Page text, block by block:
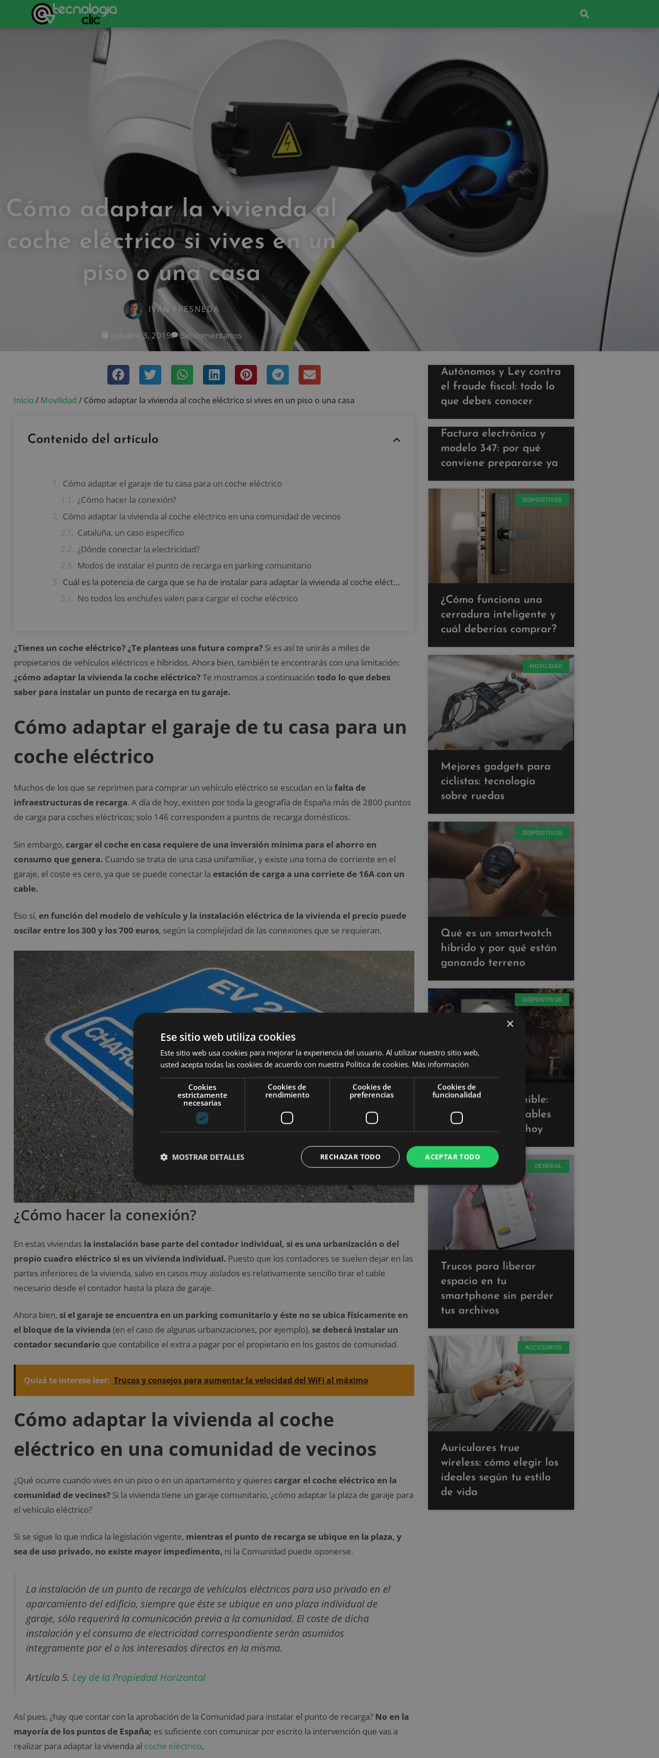
Cómo adaptar la vivienda al
coche eléctrico si vives en un
piso o una casa
IVÁN FRESNEDA
octubre 3, 2019 Sin comentarios
Inicio / Movilidad / Cómo adaptar la vivienda al coche eléctrico si vives en un piso o una casa
Contenido del artículo
Cómo adaptar el garaje de tu casa para un coche eléctrico
¿Cómo hacer la conexión?
Cómo adaptar la vivienda al coche eléctrico en una comunidad de vecinos
Cataluña, un caso específico
¿Dónde conectar la electricidad?
Modos de instalar el punto de recarga en parking comunitario
Cuál es la potencia de carga que se ha de instalar para adaptar la vivienda al coche eléctrico
No todos los enchufes valen para cargar el coche eléctrico
¿Tienes un coche eléctrico? ¿Te planteas una futura compra? Si es así te unirás a miles de
propietarios de vehículos eléctricos e híbridos. Ahora bien, también te encontrarás con una limitación:
¿cómo adaptar la vivienda la coche eléctrico?Te mostramos a continuación todo lo que debes
saber para instalar un punto de recarga en tu garaje.
Cómo adaptar el garaje de tu casa para un
coche eléctrico
Muchos de los que se reprimen para comprar un vehículo eléctrico se escudan en la falta de
infraestructuras de recarga. A día de hoy, existen por toda la geografía de España más de 2800 puntos
de carga para coches eléctricos; solo 146 corresponden a puntos de recarga domésticos.
Sin embargo, cargar el coche en casa requiere de una inversión mínima para el ahorro en
consumo que genera. Cuando se trata de una casa unifamiliar, y existe una toma de corriente en el
garaje, el coste es cero, ya que se puede conectar la estación de carga a una corriete de 16A con un
cable.
Eso sí, en función del modelo de vehículo y la instalación eléctrica de la vivienda el precio puede
oscilar entre los 300 y los 700 euros, según la complejidad de las conexiones que se requieran.
¿Cómo hacer la conexión?
En estas viviendas la instalación base parte del contador individual, si es una urbanización o del
propio cuadro eléctrico si es un vivienda individual. Puesto que los contadores se suelen dejar en las
partes inferiores de la vivienda, salvo en casos muy aislados es relativamente sencillo tirar el cable
necesario desde el contador hasta la plaza de garaje.
Ahora bien, si el garaje se encuentra en un parking comunitario y éste no se ubica físicamente en
el bloque de la vivienda (en el caso de algunas urbanizaciones, por ejemplo), se deberá instalar un
contador secundario que contabilice el extra a pagar por el propietario en los gastos de comunidad.
Quizá te interese leer: Trucos y consejos para aumentar la velocidad del WiFi al máximo
Cómo adaptar la vivienda al coche
eléctrico en una comunidad de vecinos
¿Qué ocurre cuando vives en un piso o en un apartamento y quieres cargar el coche eléctrico en la
comunidad de vecinos? Si la vivienda tiene un garaje comunitario, ¿cómo adaptar la plaza de garaje para
el vehículo eléctrico?
Si se sigue lo que indica la legislación vigente, mientras el punto de recarga se ubique en la plaza, y
sea de uso privado, no existe mayor impedimento, ni la Comunidad puede oponerse.
La instalación de un punto de recarga de vehículos eléctricos para uso privado en el
aparcamiento del edificio, siempre que éste se ubique en una plaza individual de
garaje, sólo requerirá la comunicación previa a la comunidad. El coste de dicha
instalación y el consumo de electricidad correspondiente serán asumidos
íntegramente por el o los interesados directos en la misma.
Artículo 5. Ley de la Propiedad Horizontal
Así pues, ¿hay que contar con la aprobación de la Comunidad para instalar el punto de recarga? No en la
mayoría de los puntos de España; es suficiente con comunicar por escrito la intervención que vas a
realizar para adaptar la vivienda al coche eléctrico.
Autónomos y Ley contra
el fraude fiscal: todo lo
que debes conocer
Factura electrónica y
modelo 347: por qué
conviene prepararse ya
DISPOSITIVOS
¿Cómo funciona una
cerradura inteligente y
cuál deberías comprar?
MOVILIDAD
Mejores gadgets para
ciclistas: tecnología
sobre ruedas
DISPOSITIVOS
Qué es un smartwatch
híbrido y por qué están
ganando terreno
DISPOSITIVOS
Tecnología sostenible:
gadgets ecoamigables
que puedes usar hoy
GENERAL
Trucos para liberar
espacio en tu
smartphone sin perder
tus archivos
ACCESORIOS
Auriculares true
wireless: cómo elegir los
ideales según tu estilo
de vida
×
Ese sitio web utiliza cookies
Este sitio web usa cookies para mejorar la experiencia del usuario. Al utilizar nuestro sitio web,
usted acepta todas las cookies de acuerdo con nuestra Política de cookies. Más información
Cookies
estrictamente
necesarias
Cookies de
rendimiento
Cookies de
preferencias
Cookies de
funcionalidad
ACEPTAR TODO
RECHAZAR TODO
MOSTRAR DETALLES